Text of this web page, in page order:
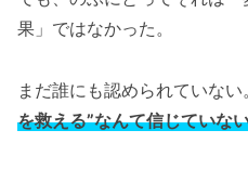
果」ではなかった。
まだ誰にも認められていない。
を救える”なんて信じていな